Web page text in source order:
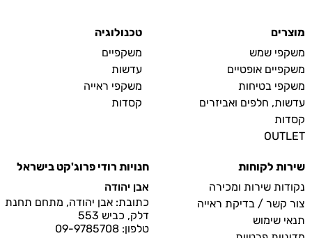
מוצרים
משקפי שמש
משקפיים אופטיים
משקפי בטיחות
עדשות, חלפים ואביזרים
קסדות
OUTLET
טכנולוגיה
משקפיים
עדשות
משקפי ראייה
קסדות
שירות לקוחות
נקודות שירות ומכירה
צור קשר / בדיקת ראייה
תנאי שימוש
חנויות רודי פרוג'קט בישראל
אבן יהודה
כתובת: אבן יהודה, מתחם תחנת
דלק, כביש 553
טלפון: 09-9785708